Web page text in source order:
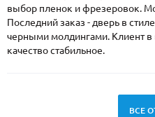
выбор пленок и фрезеровок.
Последний заказ - дверь в
черными молдингами. Клиент в
качество стабильное.
ВСЕ